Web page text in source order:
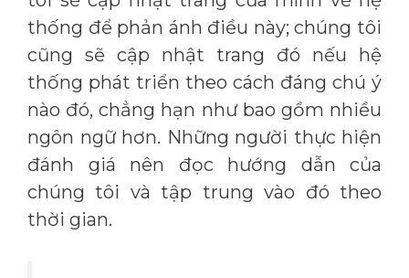
thống để phản ánh điều này; chúng tôi
cũng sẽ cập nhật trang đó nếu hệ
thống phát triển theo cách đáng chú ý
nào đó, chẳng hạn như bao gồm nhiều
ngôn ngữ hơn. Những người thực hiện
đánh giá nên đọc hướng dẫn của
chúng tôi và tập trung vào đó theo
thời gian.